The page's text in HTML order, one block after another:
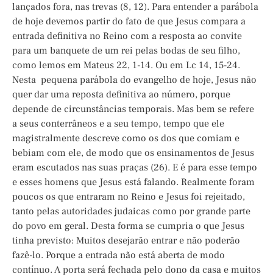
lançados fora, nas trevas (8, 12). Para entender a parábola
de hoje devemos partir do fato de que Jesus compara a
entrada definitiva no Reino com a resposta ao convite
para um banquete de um rei pelas bodas de seu filho,
como lemos em Mateus 22, 1-14. Ou em Lc 14, 15-24.
Nesta pequena parábola do evangelho de hoje, Jesus não
quer dar uma reposta definitiva ao número, porque
depende de circunstâncias temporais. Mas bem se refere
a seus conterrâneos e a seu tempo, tempo que ele
magistralmente descreve como os dos que comiam e
bebiam com ele, de modo que os ensinamentos de Jesus
eram escutados nas suas praças (26). E é para esse tempo
e esses homens que Jesus está falando. Realmente foram
poucos os que entraram no Reino e Jesus foi rejeitado,
tanto pelas autoridades judaicas como por grande parte
do povo em geral. Desta forma se cumpria o que Jesus
tinha previsto: Muitos desejarão entrar e não poderão
fazê-lo. Porque a entrada não está aberta de modo
contínuo. A porta será fechada pelo dono da casa e muitos